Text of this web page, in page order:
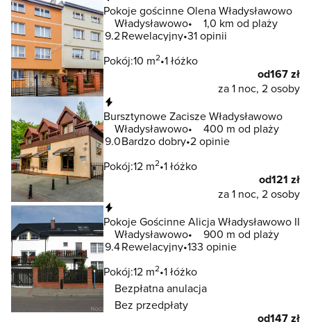
Pokoje gościnne Olena Władysławowo
Władysławowo
1,0 km od plaży
9.2Rewelacyjny 31 opinii
Pokój:10 m2 1 łóżko
od167 zł
za 1 noc, 2 osoby
Bursztynowe Zacisze Władysławowo
Władysławowo
400 m od plaży
9.0Bardzo dobry 2 opinie
Pokój:12 m2 1 łóżko
od121 zł
za 1 noc, 2 osoby
Pokoje Gościnne Alicja Władysławowo II
Władysławowo
900 m od plaży
9.4Rewelacyjny 133 opinie
Pokój:12 m2 1 łóżko
Bezpłatna anulacja
Bez przedpłaty
od147 zł